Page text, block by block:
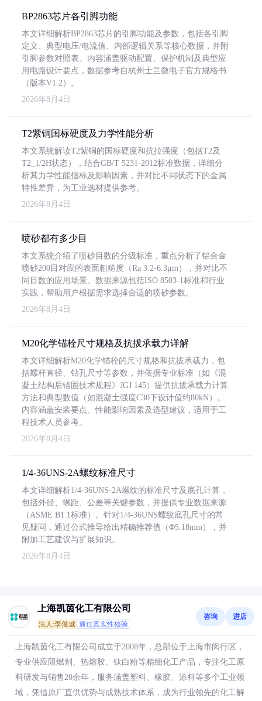
BP2863芯片各引脚功能
本文详细解析BP2863芯片的引脚功能及参数，包括各引脚
定义、典型电压/电流值、内部逻辑关系等核心数据，并附
引脚参数对照表。内容涵盖驱动配置、保护机制及典型应
用电路设计要点，数据参考自杭州士兰微电子官方规格书
（版本V1.2）。
2026年8月4日
T2紫铜国标硬度及力学性能分析
本文系统解读T2紫铜的国标硬度和抗拉强度（包括T2及
T2_1/2H状态），结合GB/T 5231-2012标准数据，详细分
析其力学性能指标及影响因素，并对比不同状态下的金属
特性差异，为工业选材提供参考。
2026年8月4日
喷砂都有多少目
本文系统介绍了喷砂目数的分级标准，重点分析了铝合金
喷砂200目对应的表面粗糙度（Ra 3.2-6.3μm），并对比不
同目数的应用场景。数据来源包括ISO 8503-1标准和行业
实践，帮助用户根据需求选择合适的喷砂参数。
2026年8月4日
M20化学锚栓尺寸规格及抗拔承载力详解
本文详细解析M20化学锚栓的尺寸规格和抗拔承载力，包
括螺杆直径、钻孔尺寸等参数，并依据专业标准（如《混
凝土结构后锚固技术规程》JGJ 145）提供抗拔承载力计算
方法和典型数值（如混凝土强度C30下设计值约80kN）。
内容涵盖安装要点、性能影响因素及选型建议，适用于工
程技术人员参考。
2026年8月4日
1/4-36UNS-2A螺纹标准尺寸
本文详细解析1/4-36UNS-2A螺纹的标准尺寸及底孔计算，
包括外径、螺距、公差等关键参数，并提供专业数据来源
（ASME B1.1标准）。针对1/4-36UNS螺纹底孔尺寸的常
见疑问，通过公式推导给出精确推荐值（Φ5.18mm），并
附加工艺建议与扩展知识。
2026年8月4日
上海凯茵化工有限公司
法人:李俊威 通过真实性核验
咨询 进店
上海凯茵化工有限公司成立于2008年，总部位于上海市闵行区，
专业供应阻燃剂、热熔胶、钛白粉等精细化工产品，专注化工原
料研发与销售20余年，服务涵盖塑料、橡胶、涂料等多个工业领
域，凭借原厂直供优势与成熟技术体系，成为行业领先的化工解